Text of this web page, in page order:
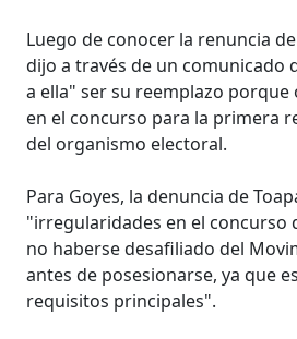
Luego de conocer la renuncia
dijo a través de un comunicado
a ella" ser su reemplazo
en el concurso para la primera
del organismo electoral.
Para Goyes, la denuncia de
"irregularidades en el concurso
no haberse desafiliado del
antes de posesionarse, ya que
requisitos principales".